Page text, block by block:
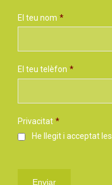
El teu nom *
El teu telèfon *
Privacitat *
He llegit i acceptat les